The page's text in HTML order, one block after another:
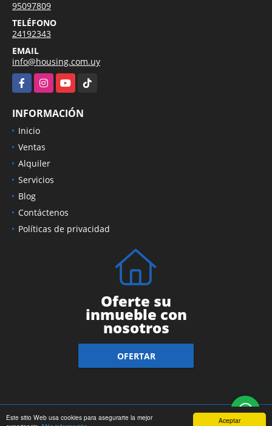
Aceptar
Este sitio Web usa cookies para asegurarte la mejor
MÓVIL
95097809
TELÉFONO
24192343
EMAIL
info@housing.com.uy
FacebookInstagram
YouTube
INFORMACIÓN
Inicio
Ventas
Alquiler
Servicios
Blog
Contáctenos
Oferte su
inmueble con
nosotros
OFERTAR